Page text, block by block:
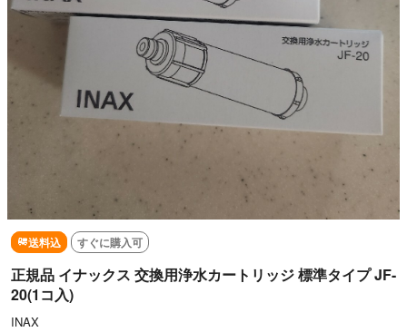
送料込 すぐに購入可
正規品 イナックス 交換用浄水カートリッジ 標準タイプ JF-
20(1コ入)
INAX